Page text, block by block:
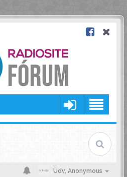
Üdv, Anonymous